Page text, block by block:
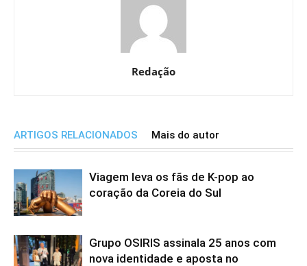
Redação
ARTIGOS RELACIONADOS Mais do autor
Viagem leva os fãs de K-pop ao
coração da Coreia do Sul
Grupo OSIRIS assinala 25 anos com
nova identidade e aposta no